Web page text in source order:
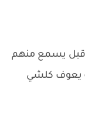
يسمع منهم
يعوف كلشي